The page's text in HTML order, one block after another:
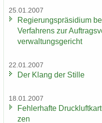
25.01.2007
Re­gie­rungs­prä­si­di­um
Ver­fah­rens zur
ver­wal­tungs­ge­richt
22.01.2007
Der Klang der Stil­le
18.01.2007
Feh­ler­haf­te
zen